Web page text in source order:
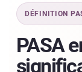
DÉFINITION
PASA